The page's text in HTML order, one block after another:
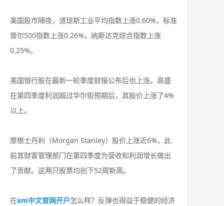
美国股市隔夜，道琼斯工业平均指数上涨0.60%，标准
普尔500指数上涨0.26%，纳斯达克综合指数上涨
0.25%。
美国银行股在最新一轮季度财报公布后也上涨。高盛
在第四季度利润超过华尔街预期后，其股价上涨了4%
以上。
摩根士丹利（Morgan Stanley）股价上涨近6%，此
前其财富管理部门在第四季度为营收和利润增长做出
了贡献。这两只股票均创下52周新高。
在xm中文官网开户怎么样？反弹也得益于稳健的经济